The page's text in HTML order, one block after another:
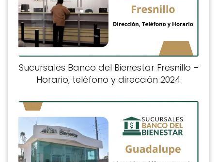
Sucursales Banco del Bienestar Fresnillo –
Horario, teléfono y dirección 2024